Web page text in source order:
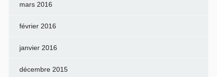
mars 2016
février 2016
janvier 2016
décembre 2015